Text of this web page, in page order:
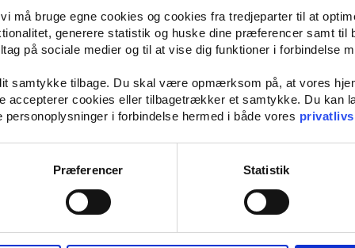
må bruge egne cookies og cookies fra tredjeparter til at
generere statistik og huske dine præferencer samt til
på sociale medier og til at vise dig funktioner i forbindelse
samtykke tilbage. Du skal være opmærksom på, at vores
accepterer cookies eller tilbagetrækker et samtykke. Du kan
personoplysninger i forbindelse hermed i både vores
Præferencer Statistik
size tøj i et samfund, hvor modeverdenen på mange måder stadig
i reklamer, markedsføring og lignende. Derfor dykker denne artikel
og stilfuldt plus size mode
, findes der heldigvis både flere danske og
på en række udvalgte mærker, der alle har et bredt sortiment af plus
der er specialiseret i plus size-tøj til kvinder. Siden grundlæggelsen i
stræber efter at designe tøj til alle aldre og til enhver lejlighed, hvor